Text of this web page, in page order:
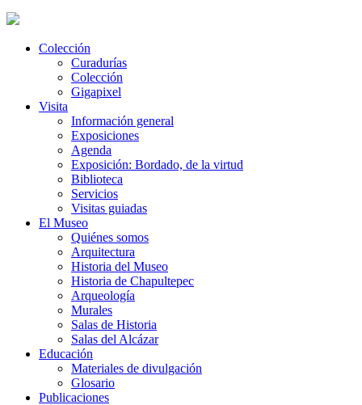
Colección
Curadurías
Colección
Gigapixel
Visita
Información general
Exposiciones
Agenda
Exposición: Bordado, de la virtud
Biblioteca
Servicios
Visitas guiadas
El Museo
Quiénes somos
Arquitectura
Historia del Museo
Historia de Chapultepec
Arqueología
Murales
Salas de Historia
Salas del Alcázar
Educación
Materiales de divulgación
Glosario
Publicaciones